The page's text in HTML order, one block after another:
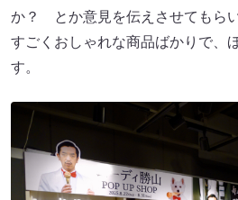
か？ とか意見を伝えさせてもら
すごくおしゃれな商品ばかりで、
す。